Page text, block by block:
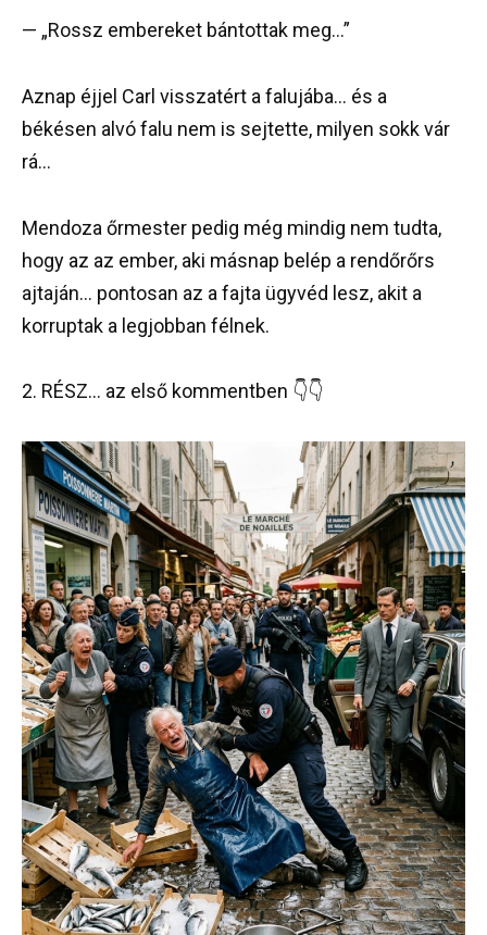
— „Rossz embereket bántottak meg…”
Aznap éjjel Carl visszatért a falujába… és a
békésen alvó falu nem is sejtette, milyen sokk vár
rá…
Mendoza őrmester pedig még mindig nem tudta,
hogy az az ember, aki másnap belép a rendőrőrs
ajtaján… pontosan az a fajta ügyvéd lesz, akit a
korruptak a legjobban félnek.
2. RÉSZ… az első kommentben 👇👇